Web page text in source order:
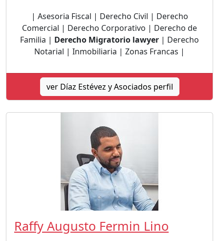
| Asesoria Fiscal | Derecho Civil | Derecho
Comercial | Derecho Corporativo | Derecho de
Familia | Derecho Migratorio lawyer | Derecho
Notarial | Inmobiliaria | Zonas Francas |
ver Díaz Estévez y Asociados perfil
Raffy Augusto Fermin Lino